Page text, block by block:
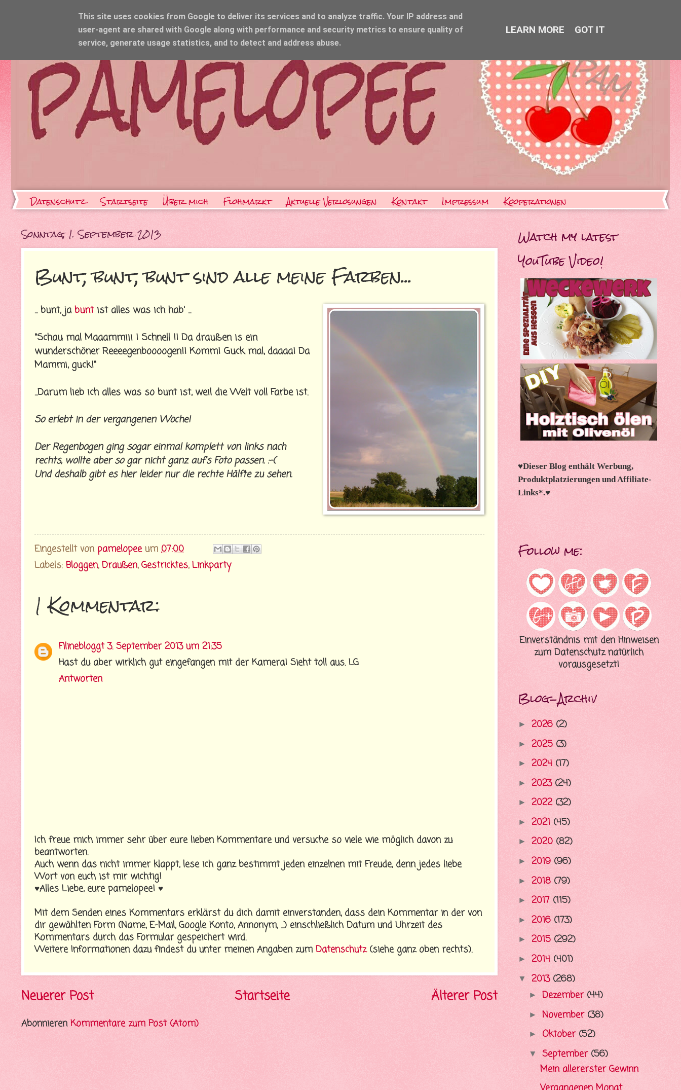
Datenschutz Startseite Über mich Flohmarkt Aktuelle Verlosungen Kontakt Impressum Kooperationen
Sonntag, 1. September 2013
Bunt, bunt, bunt sind alle meine Farben...
... bunt, jabuntist alles was ich hab' ...
"Schau mal Maaammiii ! Schnell !! Da draußen is ein
wunderschöner Reeeegenboooogen!! Komm! Guck mal, daaaa! Da
Mammi, guck!"
...Darum lieb ich alles was so bunt ist, weil die Welt voll Farbe ist.
So erlebt in der vergangenen Woche!
Der Regenbogen ging sogar einmal komplett von links nach
rechts, wollte aber so gar nicht ganz auf's Foto passen. :-(
Und deshalb gibt es hier leider nur die rechte Hälfte zu sehen.
Eingestellt von pamelopee um 07:00
Labels: Bloggen,Draußen,Gestricktes,Linkparty
1 Kommentar:
Filinebloggt 3. September 2013 um 21:35
Hast du aber wirklich gut eingefangen mit der Kamera! Sieht toll aus. LG
Antworten
Ich freue mich immer sehr über eure lieben Kommentare und versuche so viele wie möglich davon zu
beantworten.
Auch wenn das nicht immer klappt, lese ich ganz bestimmt jeden einzelnen mit Freude, denn jedes liebe
Wort von euch ist mir wichtig!
♥Alles Liebe, eure pamelopee! ♥
Mit dem Senden eines Kommentars erklärst du dich damit einverstanden, dass dein Kommentar in der von
dir gewählten Form (Name, E-Mail, Google Konto, Annonym, ...) einschließlich Datum und Uhrzeit des
Kommentars durch das Formular gespeichert wird.
Weitere Informationen dazu findest du unter meinen Angaben zum Datenschutz(siehe ganz oben rechts).
Neuerer Post Älterer Post
Startseite
AbonnierenKommentare zum Post (Atom)
Watch my latest
YouTube Video!
♥Dieser Blog enthält Werbung,
Produktplatzierungen und Affiliate-
Links*.♥
Follow me:
Einverständnis mit den Hinweisen
zum Datenschutz natürlich
vorausgesetzt!
Blog-Archiv
► 2026 (2)
► 2025 (3)
► 2024 (17)
► 2023 (24)
► 2022 (32)
► 2021 (45)
► 2020 (82)
► 2019 (96)
► 2018 (79)
► 2017 (115)
► 2016 (173)
► 2015 (292)
► 2014 (401)
▼ 2013 (268)
► Dezember (44)
► November (38)
► Oktober (52)
▼ September (56)
Mein allererster Gewinn
This site uses cookies from Google to deliver its services and to analyze traffic. Your IP address and
user-agent are shared with Google along with performance and security metrics to ensure quality of
service, generate usage statistics, and to detect and address abuse.
LEARN MORE GOT IT